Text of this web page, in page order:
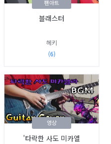
블래스터
헤키
(6)
팬아트
'타락한 사도 미카엘
영상